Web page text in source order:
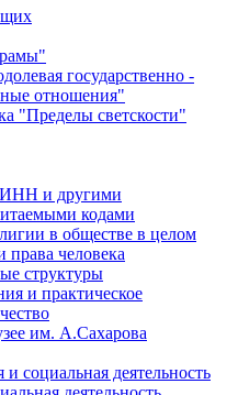
государственно -
отношения"
"Пределы светскости"
ИНН и другими
кодами
в обществе в целом
права человека
структуры
и практическое
им. А.Сахарова
социальная деятельность